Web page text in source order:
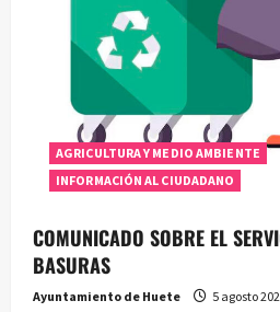
AGRICULTURA Y MEDIO AMBIENTE
INFORMACIÓN AL CIUDADANO
COMUNICADO SOBRE EL
BASURAS
Ayuntamiento de Huete 5 agosto